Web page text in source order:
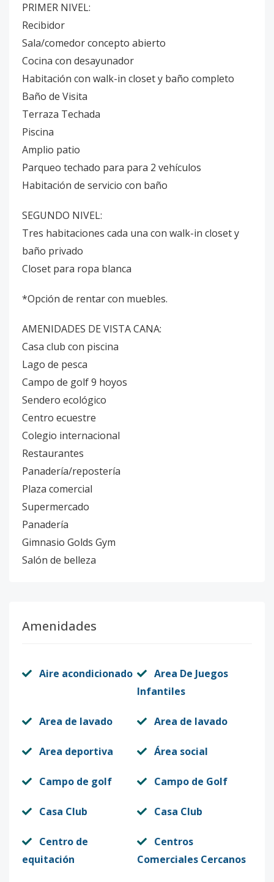
PRIMER NIVEL:
Recibidor
Sala/comedor concepto abierto
Cocina con desayunador
Habitación con walk-in closet y baño completo
Baño de Visita
Terraza Techada
Piscina
Amplio patio
Parqueo techado para para 2 vehículos
Habitación de servicio con baño
SEGUNDO NIVEL:
Tres habitaciones cada una con walk-in closet y
baño privado
Closet para ropa blanca
*Opción de rentar con muebles.
AMENIDADES DE VISTA CANA:
Casa club con piscina
Lago de pesca
Campo de golf 9 hoyos
Sendero ecológico
Centro ecuestre
Colegio internacional
Restaurantes
Panadería/repostería
Plaza comercial
Supermercado
Panadería
Gimnasio Golds Gym
Salón de belleza
Amenidades
Aire acondicionado
Area De Juegos
Infantiles
Area de lavado Area de lavado
Area deportiva Área social
Campo de golf Campo de Golf
Casa Club Casa Club
Centro de
equitación
Centros
Comerciales Cercanos